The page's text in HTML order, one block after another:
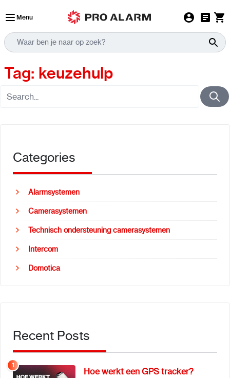
Menu
Tag: keuzehulp
Categories
Alarmsystemen
Camerasystemen
Technisch ondersteuning camerasystemen
Intercom
Domotica
Recent Posts
1
Hoe werkt een GPS tracker?